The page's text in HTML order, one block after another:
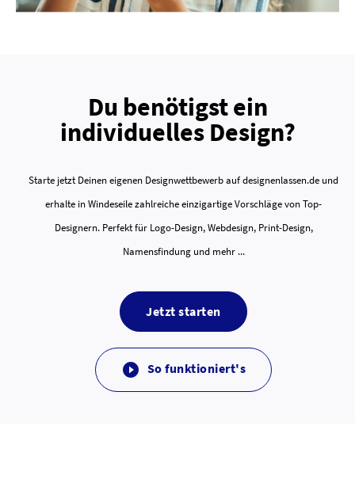
Du benötigst ein
individuelles Design?
Starte jetzt Deinen eigenen Designwettbewerb auf designenlassen.de und
erhalte in Windeseile zahlreiche einzigartige Vorschläge von Top-
Designern. Perfekt für Logo-Design, Webdesign, Print-Design,
Namensfindung und mehr ...
Jetzt starten
 So funktioniert's